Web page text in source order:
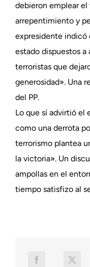
debieron emplear el
arrepentimiento y
expresidente indicó
estado dispuestos
terroristas que
generosidad». Una
del PP.
Lo que sí advirtió el
como una derrota
terrorismo plantea
la victoria». Un
ampollas en el
tiempo satisfizo al